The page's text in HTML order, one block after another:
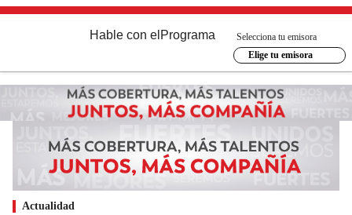
Hable con el Programa
Selecciona tu emisora
Elige tu emisora
Actualidad